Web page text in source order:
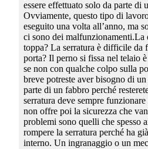
essere effettuato solo da parte di
Ovviamente, questo tipo di
eseguito una volta all’anno, ma
ci sono dei malfunzionamenti.La
toppa? La serratura è difficile da
porta? Il perno si fissa nel telaio
se non con qualche colpo sulla
breve potreste aver bisogno di
parte di un fabbro perché
serratura deve sempre
non offre poi la sicurezza che
problemi sono quelli che spesso
rompere la serratura perché ha
interno. Un ingranaggio o un